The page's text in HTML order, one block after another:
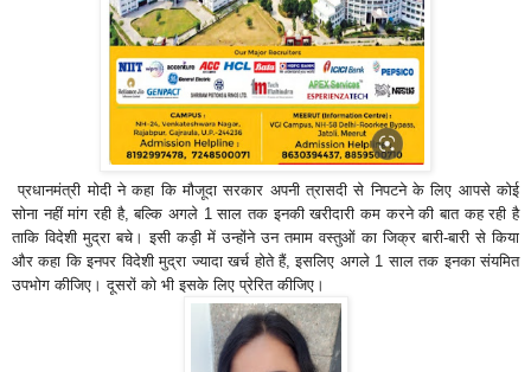
प्रधानमंत्री मोदी ने कहा कि मौजूदा सरकार अपनी त्रासदी से निपटने के लिए आपसे कोई
सोना नहीं मांग रही है, बल्कि अगले 1 साल तक इनकी खरीदारी कम करने की बात कह रही है
ताकि विदेशी मुद्रा बचे। इसी कड़ी में उन्होंने उन तमाम वस्तुओं का जिक्र बारी-बारी से किया
और कहा कि इनपर विदेशी मुद्रा ज्यादा खर्च होते हैं, इसलिए अगले 1 साल तक इनका संयमित
उपभोग कीजिए। दूसरों को भी इसके लिए प्रेरित कीजिए।